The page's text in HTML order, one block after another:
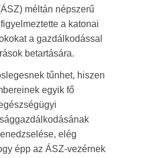
méltán népszerű
a katonai
a gazdálkodással
betartására.
tűnhet, hiszen
egyik fő
elég
épp az ÁSZ-vezérnek